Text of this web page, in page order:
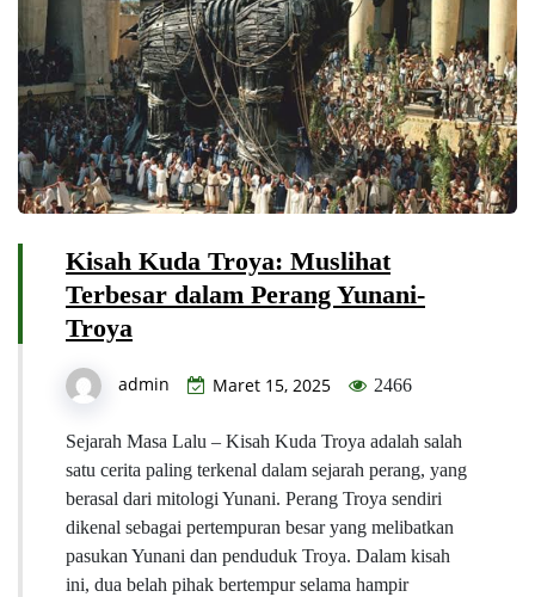
Kisah Kuda Troya: Muslihat
Terbesar dalam Perang Yunani-
Troya
admin Maret 15, 2025 2466
Sejarah Masa Lalu – Kisah Kuda Troya adalah salah
satu cerita paling terkenal dalam sejarah perang, yang
berasal dari mitologi Yunani. Perang Troya sendiri
dikenal sebagai pertempuran besar yang melibatkan
pasukan Yunani dan penduduk Troya. Dalam kisah
ini, dua belah pihak bertempur selama hampir